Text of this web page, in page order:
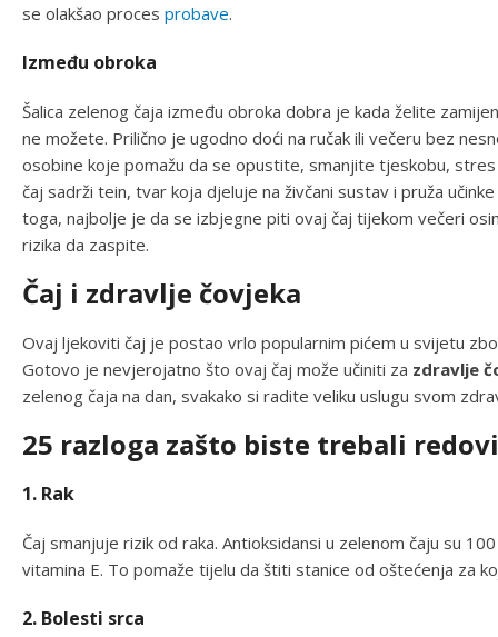
se olakšao proces probave.
Između obroka
Šalica zelenog čaja između obroka dobra je kada želite
ne možete. Prilično je ugodno doći na ručak ili večeru bez
osobine koje pomažu da se opustite, smanjite tjeskobu,
čaj sadrži tein, tvar koja djeluje na živčani sustav i pruža
toga, najbolje je da se izbjegne piti ovaj čaj tijekom večeri
rizika da zaspite.
Čaj i zdravlje čovjeka
Ovaj ljekoviti čaj je postao vrlo popularnim pićem u svijetu
Gotovo je nevjerojatno što ovaj čaj može učiniti za zdravlje
zelenog čaja na dan, svakako si radite veliku uslugu svom
25 razloga zašto biste trebali
1. Rak
Čaj smanjuje rizik od raka. Antioksidansi u zelenom čaju su
vitamina E. To pomaže tijelu da štiti stanice od oštećenja za
2. Bolesti srca